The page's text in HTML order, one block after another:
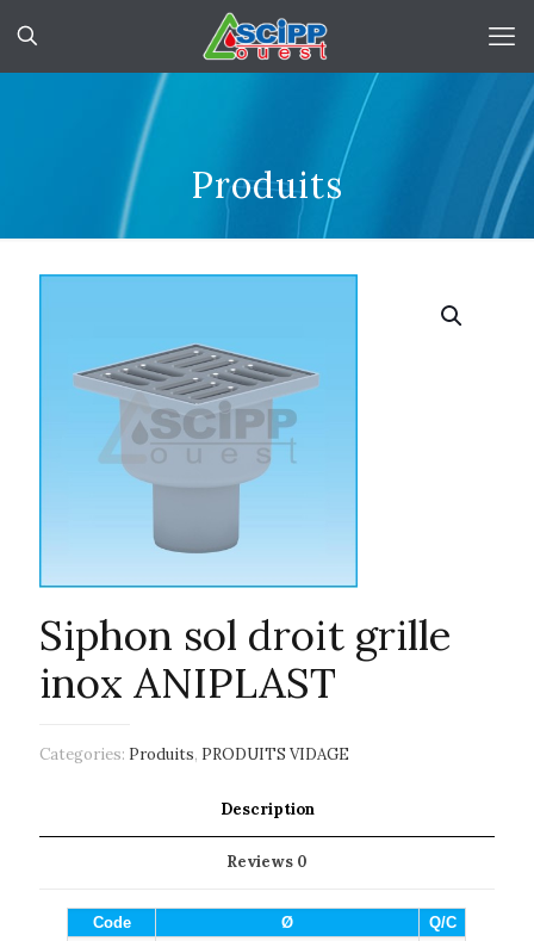
Produits
Siphon sol droit grille
inox ANIPLAST
Categories: Produits, PRODUITS VIDAGE
Description
Reviews 0
Code Ø
Q/C